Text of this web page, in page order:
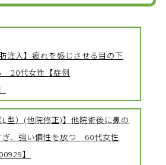
注入】疲れを感じさせる目の下
20代女性【症例
L型）(他院修正)】他院術後に鼻の
ぎ、強い個性を放つ 60代女性
】